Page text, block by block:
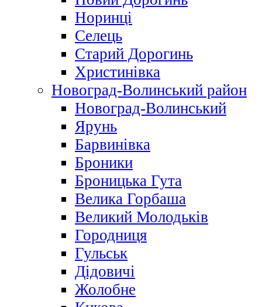
Норинці
Селець
Старий Дорогинь
Христинівка
Новоград-Волинський район
Новоград-Волинський
Ярунь
Барвинівка
Броники
Броницька Гута
Велика Горбаша
Великий Молодьків
Городниця
Гульськ
Дідовичі
Жолобне